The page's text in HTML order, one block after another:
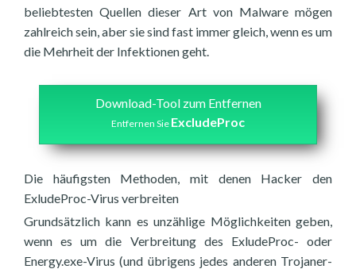
beliebtesten Quellen dieser Art von Malware mögen
zahlreich sein, aber sie sind fast immer gleich, wenn es um
die Mehrheit der Infektionen geht.
Download-Tool zum Entfernen
Entfernen Sie ExcludeProc
Die häufigsten Methoden, mit denen Hacker den
ExludeProc-Virus verbreiten
Grundsätzlich kann es unzählige Möglichkeiten geben,
wenn es um die Verbreitung des ExludeProc- oder
Energy.exe-Virus (und übrigens jedes anderen Trojaner-